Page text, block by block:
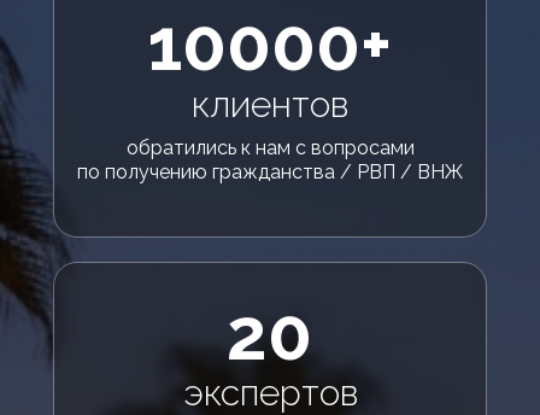
10000+
обратились к нам с вопросами
по получению гражданства / РВП / ВНЖ
клиентов
экспертов
20